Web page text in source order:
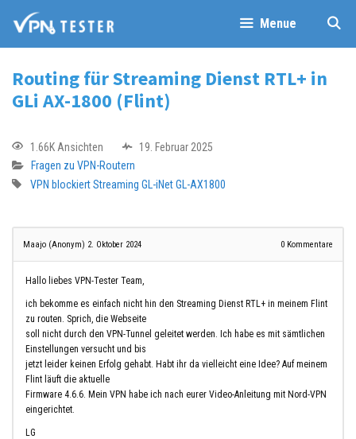
Menue
Routing für Streaming Dienst RTL+ in
GLi AX-1800 (Flint)
1.66K Ansichten
19. Februar 2025
Fragen zu VPN-Routern
VPN blockiertStreaming GL-iNet GL-AX1800
Maajo (Anonym) 2. Oktober 2024 0 Kommentare
Hallo liebes VPN-Tester Team,
ich bekomme es einfach nicht hin den Streaming Dienst RTL+ in meinem Flint
zu routen. Sprich, die Webseite
soll nicht durch den VPN-Tunnel geleitet werden. Ich habe es mit sämtlichen
Einstellungen versucht und bis
jetzt leider keinen Erfolg gehabt. Habt ihr da vielleicht eine Idee? Auf meinem
Flint läuft die aktuelle
Firmware 4.6.6. Mein VPN habe ich nach eurer Video-Anleitung mit Nord-VPN
eingerichtet.
LG